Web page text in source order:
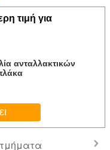
τιμή για
ανταλλακτικών